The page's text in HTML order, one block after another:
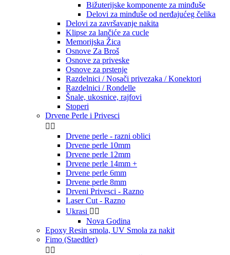
Bižuterijske komponente za minđuše
Delovi za minđuše od nerđajućeg čelika
Delovi za završavanje nakita
Klipse za lančiće za cucle
Memorijska Žica
Osnove Za Broš
Osnove za priveske
Osnove za prstenje
Razdelnici / Nosači privezaka / Konektori
Razdelnici / Rondelle
Šnale, ukosnice, rajfovi
Stoperi
Drvene Perle i Privesci
 
Drvene perle - razni oblici
Drvene perle 10mm
Drvene perle 12mm
Drvene perle 14mm +
Drvene perle 6mm
Drvene perle 8mm
Drveni Privesci - Razno
Laser Cut - Razno
Ukrasi  
Nova Godina
Epoxy Resin smola, UV Smola za nakit
Fimo (Staedtler)
 